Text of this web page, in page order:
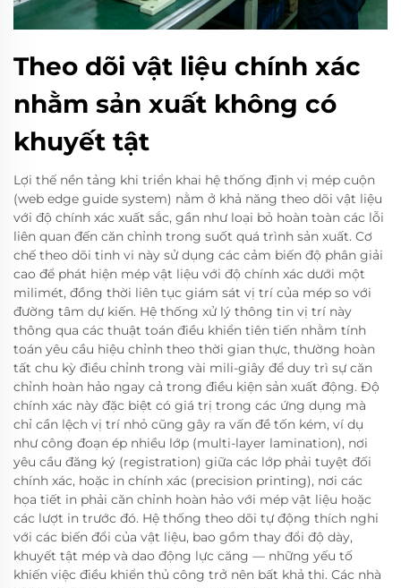
Theo dõi vật liệu chính xác
nhằm sản xuất không có
khuyết tật
Lợi thế nền tảng khi triển khai hệ thống định vị mép cuộn
(web edge guide system) nằm ở khả năng theo dõi vật liệu
với độ chính xác xuất sắc, gần như loại bỏ hoàn toàn các lỗi
liên quan đến căn chỉnh trong suốt quá trình sản xuất. Cơ
chế theo dõi tinh vi này sử dụng các cảm biến độ phân giải
cao để phát hiện mép vật liệu với độ chính xác dưới một
milimét, đồng thời liên tục giám sát vị trí của mép so với
đường tâm dự kiến. Hệ thống xử lý thông tin vị trí này
thông qua các thuật toán điều khiển tiên tiến nhằm tính
toán yêu cầu hiệu chỉnh theo thời gian thực, thường hoàn
tất chu kỳ điều chỉnh trong vài mili-giây để duy trì sự căn
chỉnh hoàn hảo ngay cả trong điều kiện sản xuất động. Độ
chính xác này đặc biệt có giá trị trong các ứng dụng mà
chỉ cần lệch vị trí nhỏ cũng gây ra vấn đề tốn kém, ví dụ
như công đoạn ép nhiều lớp (multi-layer lamination), nơi
yêu cầu đăng ký (registration) giữa các lớp phải tuyệt đối
chính xác, hoặc in chính xác (precision printing), nơi các
họa tiết in phải căn chỉnh hoàn hảo với mép vật liệu hoặc
các lượt in trước đó. Hệ thống theo dõi tự động thích nghi
với các biến đổi của vật liệu, bao gồm thay đổi độ dày,
khuyết tật mép và dao động lực căng — những yếu tố
khiến việc điều khiển thủ công trở nên bất khả thi. Các nhà